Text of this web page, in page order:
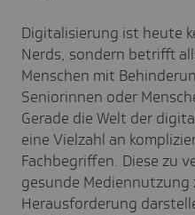
Digitalisierung ist heute
Nerds, sondern betrifft
Menschen mit
Seniorinnen oder
Gerade die Welt der
eine Vielzahl an
Fachbegriffen. Diese zu
gesunde Mediennutzung
Herausforderung